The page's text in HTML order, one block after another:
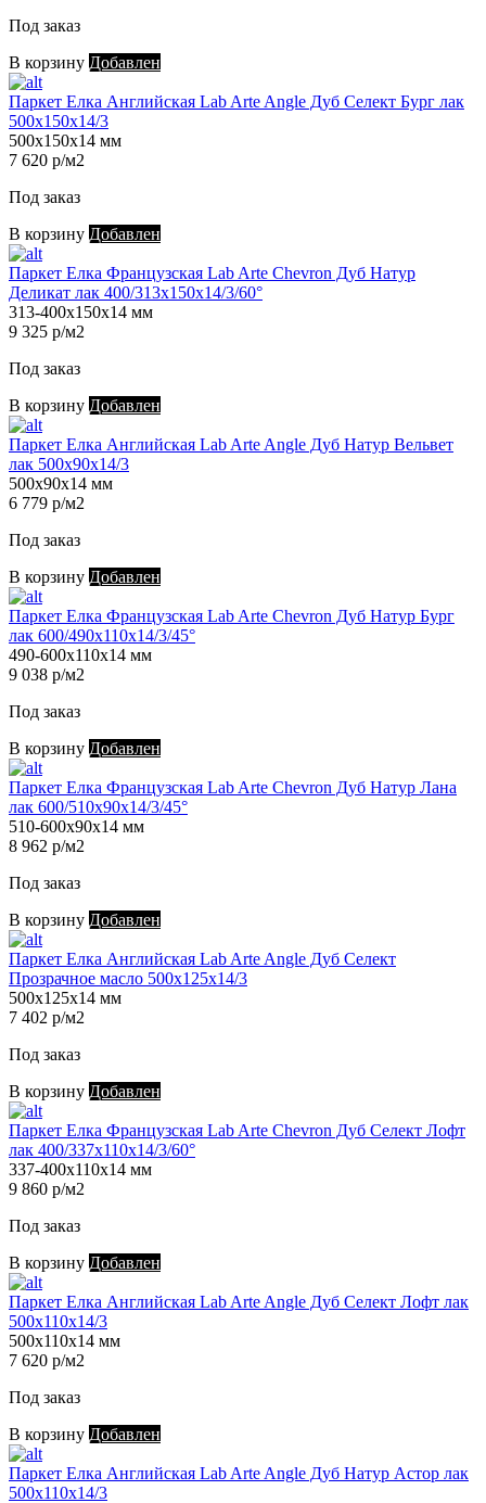
Под заказ
В корзину Добавлен
Паркет Елка Английская Lab Arte Angle Дуб Селект Бург лак
500х150х14/3
500х150х14 мм
7 620 р/м2
Под заказ
В корзину Добавлен
Паркет Елка Французская Lab Arte Chevron Дуб Натур
Деликат лак 400/313х150х14/3/60°
313-400х150х14 мм
9 325 р/м2
Под заказ
В корзину Добавлен
Паркет Елка Английская Lab Arte Angle Дуб Натур Вельвет
лак 500х90х14/3
500х90х14 мм
6 779 р/м2
Под заказ
В корзину Добавлен
Паркет Елка Французская Lab Arte Chevron Дуб Натур Бург
лак 600/490х110х14/3/45°
490-600х110х14 мм
9 038 р/м2
Под заказ
В корзину Добавлен
Паркет Елка Французская Lab Arte Chevron Дуб Натур Лана
лак 600/510х90х14/3/45°
510-600х90х14 мм
8 962 р/м2
Под заказ
В корзину Добавлен
Паркет Елка Английская Lab Arte Angle Дуб Селект
Прозрачное масло 500х125х14/3
500х125х14 мм
7 402 р/м2
Под заказ
В корзину Добавлен
Паркет Елка Французская Lab Arte Chevron Дуб Селект Лофт
лак 400/337х110х14/3/60°
337-400х110х14 мм
9 860 р/м2
Под заказ
В корзину Добавлен
Паркет Елка Английская Lab Arte Angle Дуб Селект Лофт лак
500х110х14/3
500х110х14 мм
7 620 р/м2
Под заказ
В корзину Добавлен
Паркет Елка Английская Lab Arte Angle Дуб Натур Астор лак
500х110х14/3